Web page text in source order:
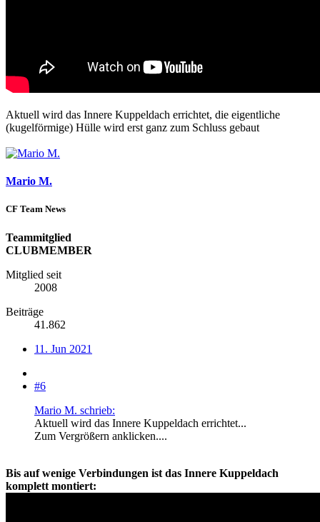
Aktuell wird das Innere Kuppeldach errichtet, die eigentliche
(kugelförmige) Hülle wird erst ganz zum Schluss gebaut
Mario M.
CF Team News
Teammitglied
CLUBMEMBER
Mitglied seit
2008
Beiträge
41.862
11. Jun 2021
#6
Mario M. schrieb:
Aktuell wird das Innere Kuppeldach errichtet...
Zum Vergrößern anklicken....
Bis auf wenige Verbindungen ist das Innere Kuppeldach
komplett montiert: